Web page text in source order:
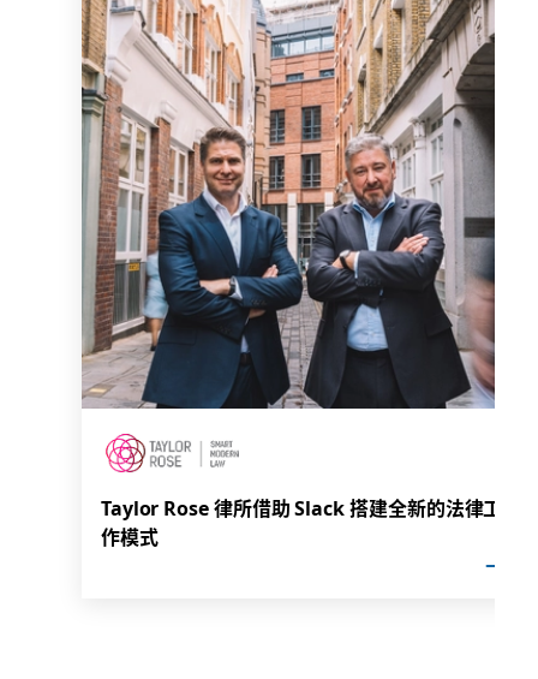
Taylor Rose 律所借助 Slack 搭建全新的法律工
作模式